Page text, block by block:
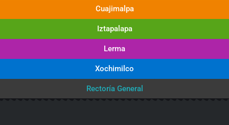
Cuajimalpa
Iztapalapa
Lerma
Xochimilco
Rectoría General